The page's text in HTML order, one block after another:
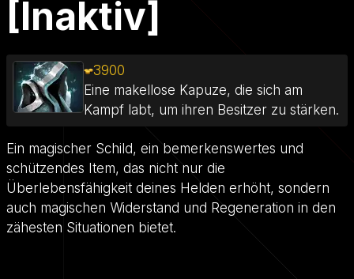
[Inaktiv]
3900
Eine makellose Kapuze, die sich am
Kampf labt, um ihren Besitzer zu stärken.
Ein magischer Schild, ein bemerkenswertes und
schützendes Item, das nicht nur die
Überlebensfähigkeit deines Helden erhöht, sondern
auch magischen Widerstand und Regeneration in den
zähesten Situationen bietet.